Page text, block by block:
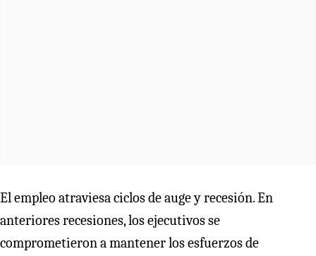
El empleo atraviesa ciclos de auge y recesión. En
anteriores recesiones, los ejecutivos se
comprometieron a mantener los esfuerzos de